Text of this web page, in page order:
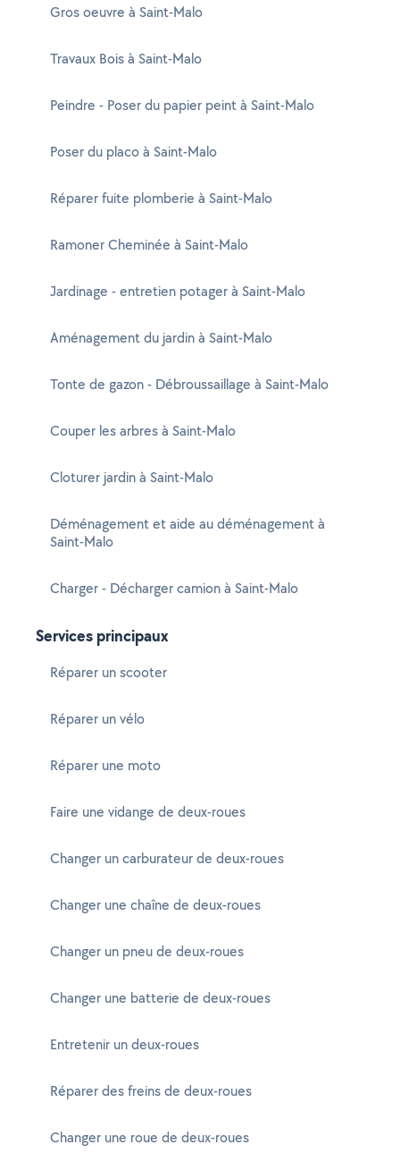
Gros oeuvre à Saint-Malo
Travaux Bois à Saint-Malo
Peindre - Poser du papier peint à Saint-Malo
Poser du placo à Saint-Malo
Réparer fuite plomberie à Saint-Malo
Ramoner Cheminée à Saint-Malo
Jardinage - entretien potager à Saint-Malo
Aménagement du jardin à Saint-Malo
Tonte de gazon - Débroussaillage à Saint-Malo
Couper les arbres à Saint-Malo
Cloturer jardin à Saint-Malo
Déménagement et aide au déménagement à
Saint-Malo
Charger - Décharger camion à Saint-Malo
Services principaux
Réparer un scooter
Réparer un vélo
Réparer une moto
Faire une vidange de deux-roues
Changer un carburateur de deux-roues
Changer une chaîne de deux-roues
Changer un pneu de deux-roues
Changer une batterie de deux-roues
Entretenir un deux-roues
Réparer des freins de deux-roues
Changer une roue de deux-roues